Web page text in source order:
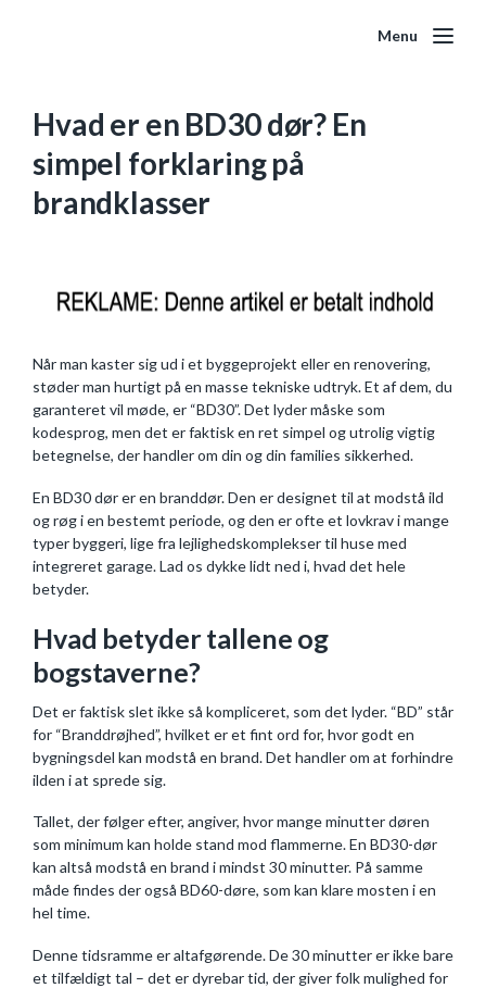
Menu
Hvad er en BD30 dør? En
simpel forklaring på
brandklasser
Når man kaster sig ud i et byggeprojekt eller en renovering,
støder man hurtigt på en masse tekniske udtryk. Et af dem, du
garanteret vil møde, er “BD30”. Det lyder måske som
kodesprog, men det er faktisk en ret simpel og utrolig vigtig
betegnelse, der handler om din og din families sikkerhed.
En BD30 dør er en branddør. Den er designet til at modstå ild
og røg i en bestemt periode, og den er ofte et lovkrav i mange
typer byggeri, lige fra lejlighedskomplekser til huse med
integreret garage. Lad os dykke lidt ned i, hvad det hele
betyder.
Hvad betyder tallene og
bogstaverne?
Det er faktisk slet ikke så kompliceret, som det lyder. “BD” står
for “Branddrøjhed”, hvilket er et fint ord for, hvor godt en
bygningsdel kan modstå en brand. Det handler om at forhindre
ilden i at sprede sig.
Tallet, der følger efter, angiver, hvor mange minutter døren
som minimum kan holde stand mod flammerne. En BD30-dør
kan altså modstå en brand i mindst 30 minutter. På samme
måde findes der også BD60-døre, som kan klare mosten i en
hel time.
Denne tidsramme er altafgørende. De 30 minutter er ikke bare
et tilfældigt tal – det er dyrebar tid, der giver folk mulighed for